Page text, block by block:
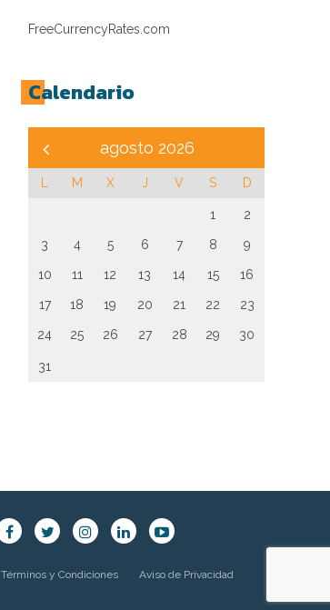
FreeCurrencyRates.com
Calendario
agosto 2026
M X J V S D
1 2
3 4 5 6 7 8 9
10 11 12 13 14 15 16
17 18 19 20 21 22 23
24 25 26 27 28 29 30
31
Términos y Condiciones Aviso de Privacidad